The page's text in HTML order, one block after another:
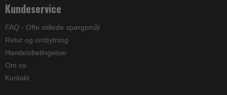
Kundeservice
FAQ - Ofte stillede spørgsmål
Retur og ombytning
Handelsbetingelser
Om os
Kontakt